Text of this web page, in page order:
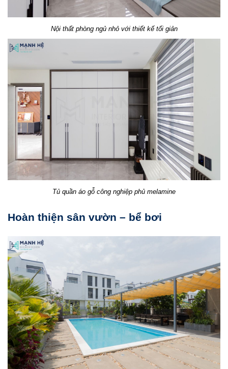
Nội thất phòng ngủ nhỏ với thiết kế tối giản
Tủ quần áo gỗ công nghiệp phủ melamine
Hoàn thiện sân vườn – bể bơi